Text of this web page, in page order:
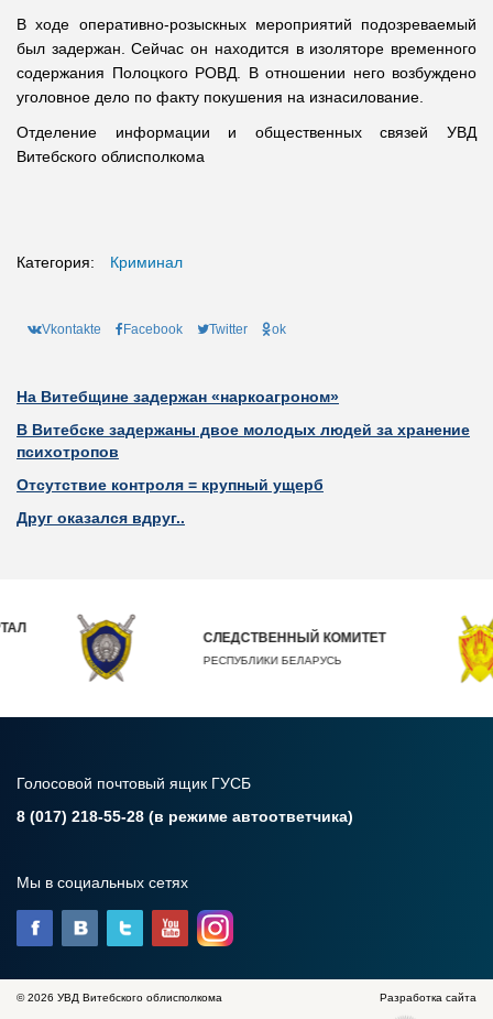
В ходе оперативно-розыскных мероприятий подозреваемый
был задержан. Сейчас он находится в изоляторе временного
содержания Полоцкого РОВД. В отношении него возбуждено
уголовное дело по факту покушения на изнасилование.
Отделение информации и общественных связей УВД
Витебского облисполкома
Категория: Криминал
Vkontakte Facebook Twitter ok
На Витебщине задержан «наркоагроном»
В Витебске задержаны двое молодых людей за хранение
психотропов
Отсутствие контроля = крупный ущерб
Друг оказался вдруг..
СЛЕДСТВЕННЫЙ КОМИТЕТ
РЕСПУБЛИКИ БЕЛАРУСЬ
Голосовой почтовый ящик ГУСБ
8 (017) 218-55-28 (в режиме автоответчика)
Мы в социальных сетях
© 2026 УВД Витебского облисполкома Разработка сайта